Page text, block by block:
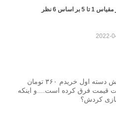
مقیاس 1تا 5 بر اساس 6 نظر
2022-
سلام...من همین بازی رو کمی پیش دسته اول خریدم ۳۶۰ تومان
قیمت فرق کرده است....و اینکه